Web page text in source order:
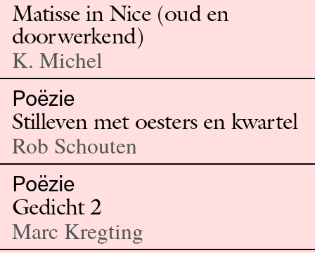
Matisse in Nice (oud en
doorwerkend)
K. Michel
Poëzie
Stilleven met oesters en kwartel
Rob Schouten
Poëzie
Gedicht 2
Marc Kregting